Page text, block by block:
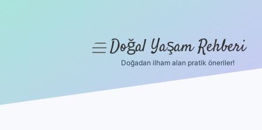
menüyüDoğal Yaşam Rehberi
Doğadan ilham alan pratik öneriler!